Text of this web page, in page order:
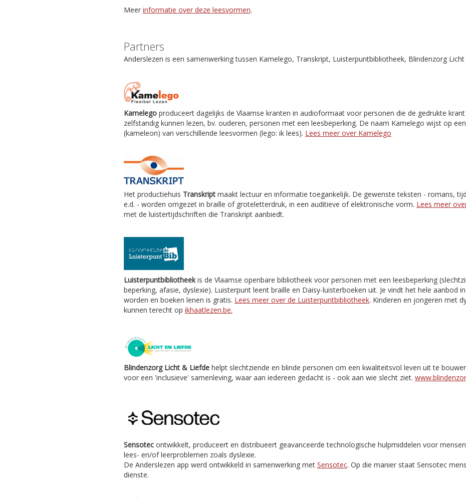
Meer informatie over deze leesvormen.
Partners
Anderslezen is een samenwerking tussen Kamelego, Transkript, Luisterpuntbibliotheek, Blindenzorg
Kamelego produceert dagelijks de Vlaamse kranten in audioformaat voor personen die de gedrukte
zelfstandig kunnen lezen, bv. ouderen, personen met een leesbeperking. De naam Kamelego wijst op
(kameleon) van verschillende leesvormen (lego: ik lees). Lees meer over Kamelego
Het productiehuis Transkript maakt lectuur en informatie toegankelijk. De gewenste teksten - romans,
e.d. - worden omgezet in braille of groteletterdruk, in een auditieve of elektronische vorm. Lees meer
met de luistertijdschriften die Transkript aanbiedt.
Luisterpuntbibliotheekis de Vlaamse openbare bibliotheek voor personen met een leesbeperking
beperking, afasie, dyslexie). Luisterpunt leent braille en Daisy-luisterboeken uit. Je vindt het hele aanbod
worden en boeken lenen is gratis. Lees meer over de Luisterpuntbibliotheek. Kinderen en jongeren met
kunnen terecht op ikhaatlezen.be.
Blindenzorg Licht & Liefde helpt slechtziende en blinde personen om een kwaliteitsvol leven uit te
voor een 'inclusieve' samenleving, waar aan iedereen gedacht is - ook aan wie slecht ziet.
Sensotec ontwikkelt, produceert en distribueert geavanceerde technologische hulpmiddelen voor
lees- en/of leerproblemen zoals dyslexie.
De Anderslezen app werd ontwikkeld in samenwerking met Sensotec. Op die manier staat Sensotec
dienste.